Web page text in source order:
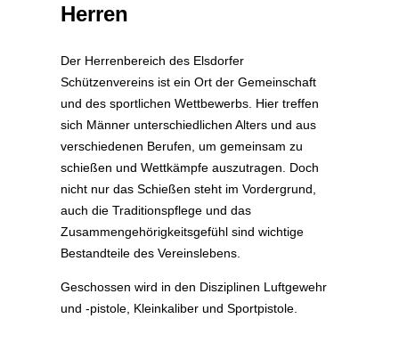
Herren
Der Herrenbereich des Elsdorfer
Schützenvereins ist ein Ort der Gemeinschaft
und des sportlichen Wettbewerbs. Hier treffen
sich Männer unterschiedlichen Alters und aus
verschiedenen Berufen, um gemeinsam zu
schießen und Wettkämpfe auszutragen. Doch
nicht nur das Schießen steht im Vordergrund,
auch die Traditionspflege und das
Zusammengehörigkeitsgefühl sind wichtige
Bestandteile des Vereinslebens.
Geschossen wird in den Disziplinen Luftgewehr
und -pistole, Kleinkaliber und Sportpistole.